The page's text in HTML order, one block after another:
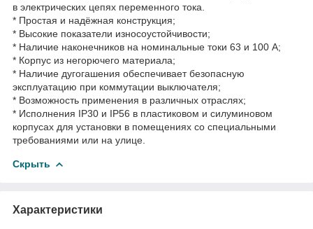
в электрических цепях переменного тока.
* Простая и надёжная конструкция;
* Высокие показатели износоустойчивости;
* Наличие наконечников на номинальные токи 63 и 100 А;
* Корпус из негорючего материала;
* Наличие дугогашения обеспечивает безопасную
эксплуатацию при коммутации выключателя;
* Возможность применения в различных отраслях;
* Исполнения IP30 и IP56 в пластиковом и силуминовом
корпусах для установки в помещениях со специальными
требованиями или на улице.
Скрыть
Характеристики